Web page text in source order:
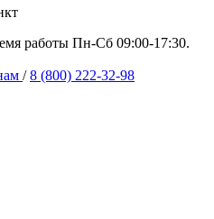
работы Пн-Сб 09:00-17:30.
/ 8 (800) 222-32-98